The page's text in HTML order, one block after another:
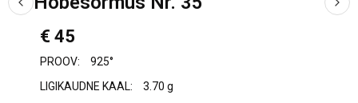
€ 45
PROOV:
925°
LIGIKAUDNE KAAL:
3.70 g